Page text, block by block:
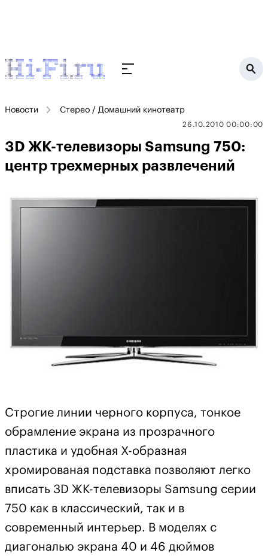
Новости Стерео / Домашний кинотеатр
26.10.2010 00:00:00
3D ЖК-телевизоры Samsung 750:
центр трехмерных развлечений
Строгие линии черного корпуса, тонкое
обрамление экрана из прозрачного
пластика и удобная Х-образная
хромированая подставка позволяют легко
вписать 3D ЖК-телевизоры Samsung серии
750 как в классический, так и в
современный интерьер. В моделях с
диагональю экрана 40 и 46 дюймов